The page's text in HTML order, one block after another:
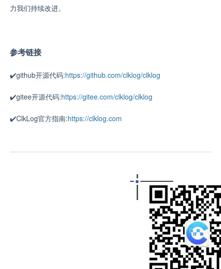
力我们持续改进。
参考链接
✔️github开源代码:https://github.com/clklog/clklog
✔️gitee开源代码:https://gitee.com/clklog/clklog
✔️ClkLog官方指南:https://clklog.com